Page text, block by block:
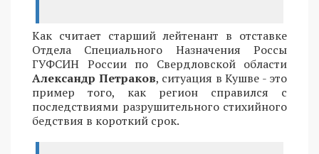
Как считает старший лейтенант в отставке
Отдела Специального Назначения Россы
ГУФСИН России по Свердловской области
Александр Петраков, ситуация в Кушве - это
пример того, как регион справился с
последствиями разрушительного стихийного
бедствия в короткий срок.